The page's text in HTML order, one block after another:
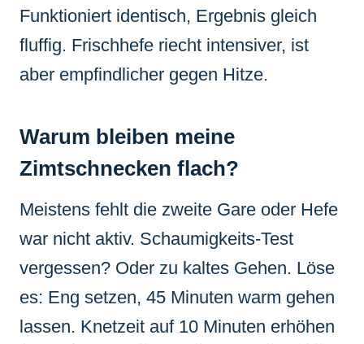
Funktioniert identisch, Ergebnis gleich
fluffig. Frischhefe riecht intensiver, ist
aber empfindlicher gegen Hitze.
Warum bleiben meine
Zimtschnecken flach?
Meistens fehlt die zweite Gare oder Hefe
war nicht aktiv. Schaumigkeits-Test
vergessen? Oder zu kaltes Gehen. Löse
es: Eng setzen, 45 Minuten warm gehen
lassen. Knetzeit auf 10 Minuten erhöhen